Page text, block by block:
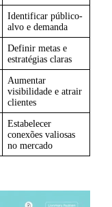
Identificar público-
alvo e demanda
Definir metas e
estratégias claras
Aumentar
visibilidade e atrair
clientes
Estabelecer
conexões valiosas
no mercado